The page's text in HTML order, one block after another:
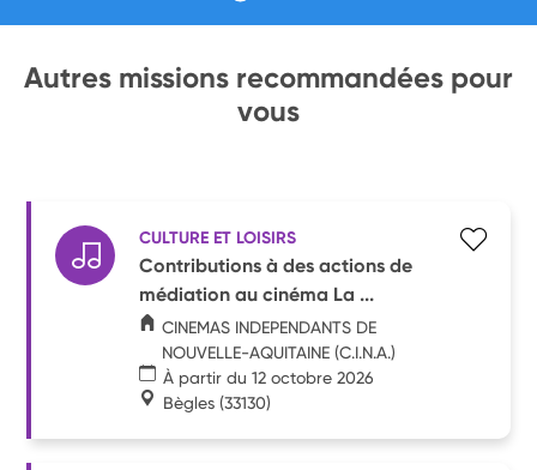
Autres missions recommandées pour
vous
CULTURE ET LOISIRS
Contributions à des actions de
médiation au cinéma La ...
CINEMAS INDEPENDANTS DE
NOUVELLE-AQUITAINE (C.I.N.A.)
À partir du 12 octobre 2026
Bègles (33130)